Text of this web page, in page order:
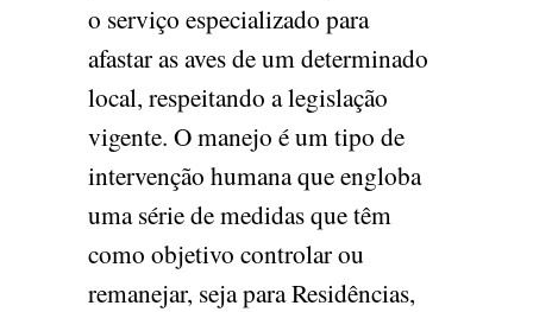
o serviço especializado para
afastar as aves de um determinado
local, respeitando a legislação
vigente. O manejo é um tipo de
intervenção humana que engloba
uma série de medidas que têm
como objetivo controlar ou
remanejar, seja para Residências,